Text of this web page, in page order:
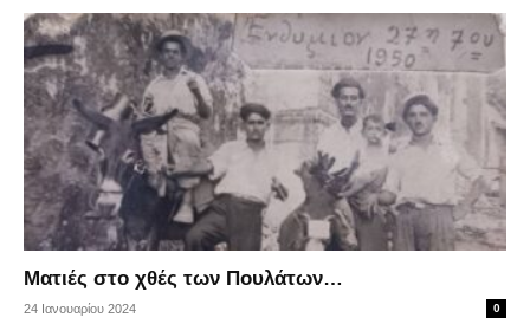
Ματιές στο χθές των Πουλάτων…
24 Ιανουαρίου 2024 0